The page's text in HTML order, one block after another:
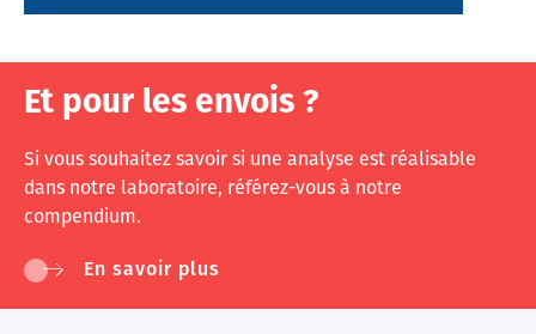
Et pour les envois ?
Si vous souhaitez savoir si une analyse est réalisable
dans notre laboratoire, référez-vous à notre
compendium.
En savoir plus